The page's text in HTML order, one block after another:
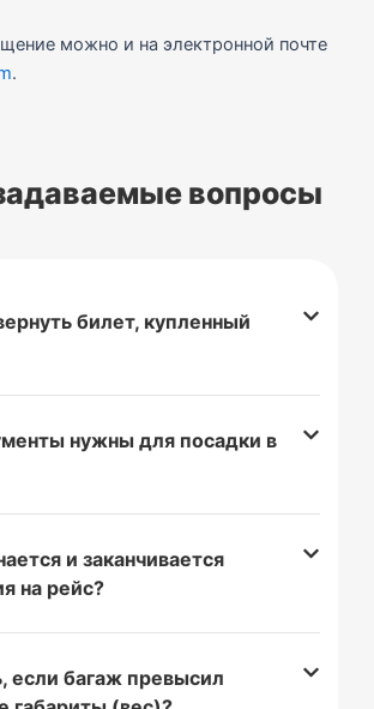
можно и на электронной почте
.
вопросы
билет, купленный
нужны для посадки в
и заканчивается
на рейс?
если багаж превысил